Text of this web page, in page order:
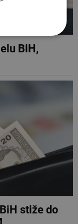
BiH,
stiže do